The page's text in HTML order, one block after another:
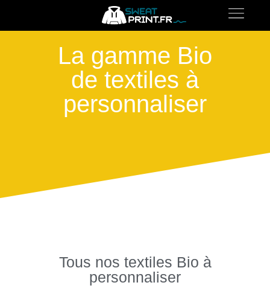
La gamme Bio
de textiles à
personnaliser
Tous nos textiles Bio à
personnaliser